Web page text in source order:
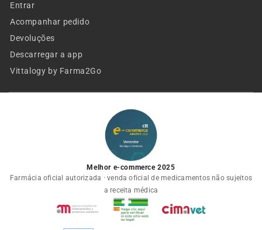
Entrar
Acompanhar pedido
Devoluções
Descarregar a app
Vittalogy by Farma2Go
Melhor e-commerce 2025
Farmácia oficial autorizada · venda oficial de medicamentos não sujeitos
a receita médica